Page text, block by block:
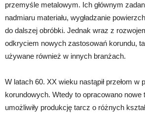
przemyśle metalowym. Ich głównym
nadmiaru materiału, wygładzanie
do dalszej obróbki. Jednak wraz z
odkryciem nowych zastosowań korundu,
używane również w innych branżach.
W latach 60. XX wieku nastąpił przełom w
korundowych. Wtedy to opracowano nowe
umożliwiły produkcję tarcz o różnych